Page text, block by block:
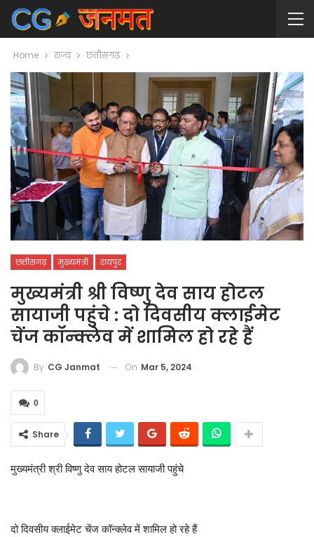
Home राज्य छत्तीसगढ़
छत्तीसगढ़ मुख्यमंत्री रायपुर
मुख्यमंत्री श्री विष्णु देव साय होटल
सायाजी पहुंचे : दो दिवसीय क्लाईमेट
चेंज कॉन्क्लेव में शामिल हो रहे हैं
By CG Janmat On Mar 5, 2024
0
Share
मुख्यमंत्री श्री विष्णु देव साय होटल सायाजी पहुंचे
दो दिवसीय क्लाईमेट चेंज कॉन्क्लेव में शामिल हो रहे हैं